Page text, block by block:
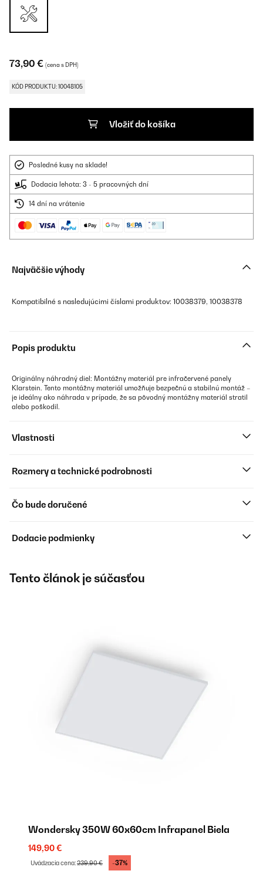
73,90 € (cena s DPH)
KÓD PRODUKTU: 10048105
Vložiť do košíka
Posledné kusy na sklade!
Dodacia lehota: 3 - 5 pracovných dní
14 dní na vrátenie
Najväčšie výhody
Kompatibilné s nasledujúcimi číslami produktov: 10038379, 10038378
Popis produktu
Originálny náhradný diel: Montážny materiál pre infračervené panely
Klarstein. Tento montážny materiál umožňuje bezpečnú a stabilnú montáž –
je ideálny ako náhrada v prípade, že sa pôvodný montážny materiál stratil
alebo poškodil.
Vlastnosti
Rozmery a technické podrobnosti
Čo bude doručené
Dodacie podmienky
Tento článok je súčasťou
Wondersky 350W 60x60cm Infrapanel Biela
149,90 €
Uvádzacia cena:239,90 € -37%